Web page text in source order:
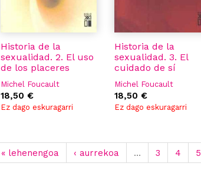
Historia de la
sexualidad. 2. El uso
de los placeres
Michel Foucault
18,50 €
Ez dago eskuragarri
Historia de la
sexualidad. 3. El
cuidado de sí
Michel Foucault
18,50 €
Ez dago eskuragarri
« lehenengoa ‹ aurrekoa … 3 4 5